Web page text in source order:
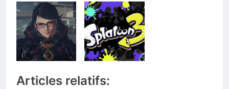
Articles relatifs: